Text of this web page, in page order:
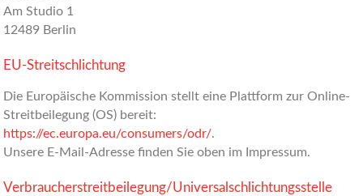
Am Studio 1
12489 Berlin
EU-Streitschlichtung
Die Europäische Kommission stellt eine Plattform zur Online-
Streitbeilegung (OS) bereit:
https://ec.europa.eu/consumers/odr/.
Unsere E-Mail-Adresse finden Sie oben im Impressum.
Verbraucher­streit­beilegung/Universal­schlichtungs­stelle